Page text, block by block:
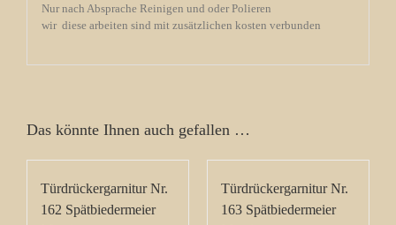
Nur nach Absprache Reinigen und oder Polieren
wir diese arbeiten sind mit zusätzlichen kosten verbunden
Das könnte Ihnen auch gefallen …
Türdrückergarnitur Nr.
162 Spätbiedermeier
Türdrückergarnitur Nr.
163 Spätbiedermeier